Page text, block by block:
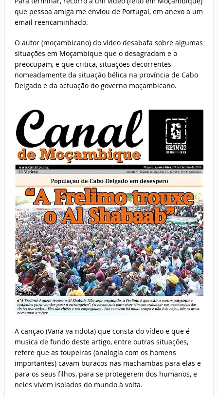
que pessoa amiga me enviou de Portugal, em anexo a um
email reencaminhado.
O autor (moçambicano) do vídeo desabafa sobre algumas
situações em Moçambique que o desagradam e o
preocupam, e que critica, situações decorrentes
nomeadamente da situação bélica na província de Cabo
Delgado e da actuação do governo moçambicano.
A canção (Vana va ndota) que consta do vídeo e que é
musica de fundo deste artigo, entre outras situações,
refere que as toupeiras (analogia com os homens
importantes) cavam buracos nas machambas para elas e
para os seus filhos, para se protegerem dos humanos, e
neles vivem isolados do mundo à volta.